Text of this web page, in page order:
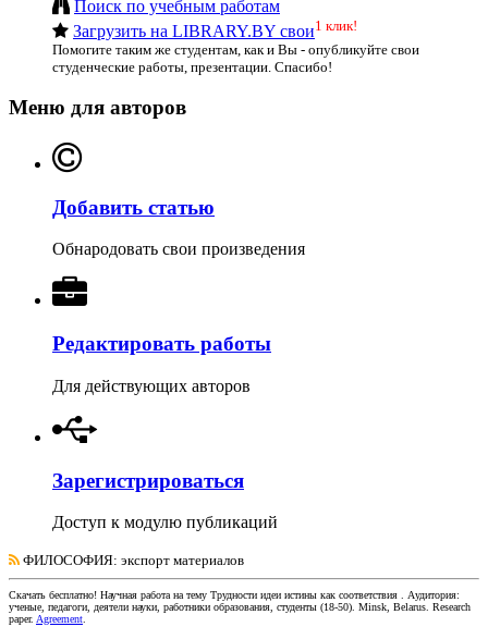
Поиск по учебным работам
Загрузить на LIBRARY.BY свои1 клик!
Помогите таким же студентам, как и Вы - опубликуйте свои
студенческие работы, презентации. Спасибо!
Меню для авторов
Добавить статью
Обнародовать свои произведения
Редактировать работы
Для действующих авторов
Зарегистрироваться
Доступ к модулю публикаций
ФИЛОСОФИЯ: экспорт материалов
Скачать бесплатно! Научная работана тему Трудности идеи истины как соответствия . Аудитория:
ученые, педагоги, деятели науки, работники образования, студенты (18-50). Minsk, Belarus. Research
paper. Agreement.